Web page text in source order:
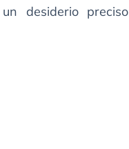
desiderio preciso